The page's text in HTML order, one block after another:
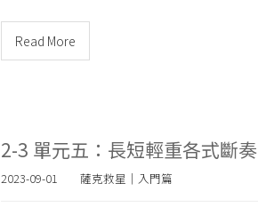
Read More
2-3 單元五：長短輕重各式斷奏
2023-09-01 薩克救星｜入門篇